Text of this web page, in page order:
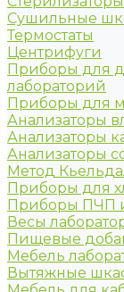
Сушильные
Термостаты
Центрифуги
Приборы для
лабораторий
Приборы для
Анализаторы
Анализаторы
Анализаторы
Метод
Приборы для
Приборы ПЧП
Весы
Пищевые
Мебель
Вытяжные